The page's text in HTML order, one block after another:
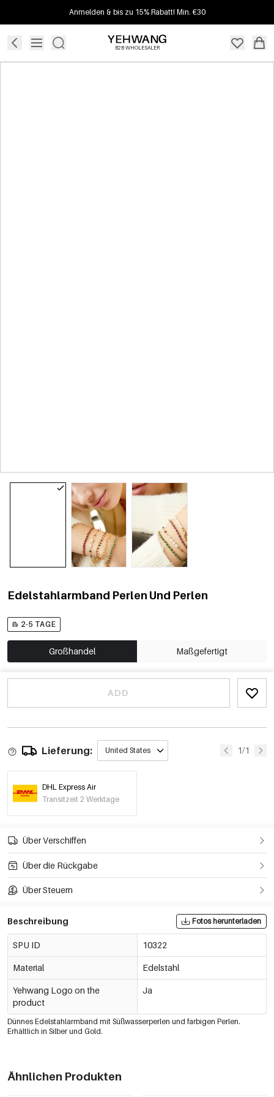
Anmelden & bis zu 15% Rabatt! Min. €30
B2B WHOLESALER
Edelstahlarmband Perlen Und Perlen
2-5 TAGE
Großhandel Maßgefertigt
ADD
Lieferung: United States 1/1
DHL Express Air
Transitzeit 2 Werktage
Über Verschiffen
Über die Rückgabe
Über Steuern
Beschreibung Fotos herunterladen
SPU ID 10322
Material Edelstahl
Yehwang Logo on the
product
Ja
Dünnes Edelstahlarmband mit Süßwasserperlen und farbigen Perlen.
Erhältlich in Silber und Gold.
Ähnlichen Produkten